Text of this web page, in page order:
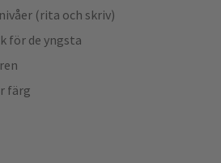
(rita och skriv)
för de yngsta
färg